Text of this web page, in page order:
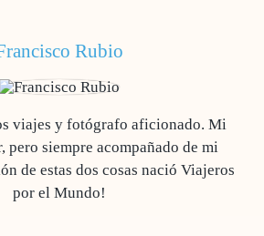
Rubio
viajes y fotógrafo aficionado. Mi
pero siempre acompañado de mi
de estas dos cosas nació Viajeros
por el Mundo!